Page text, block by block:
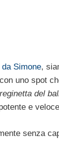
Simone,
uno spot
reginetta del
e
senza